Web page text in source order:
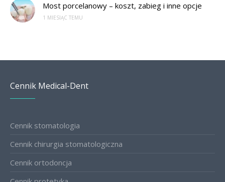
Most porcelanowy – koszt, zabieg i inne opcje
1 MIESIĄC TEMU
Cennik Medical-Dent
Cennik stomatologia
Cennik chirurgia stomatologiczna
Cennik ortodoncja